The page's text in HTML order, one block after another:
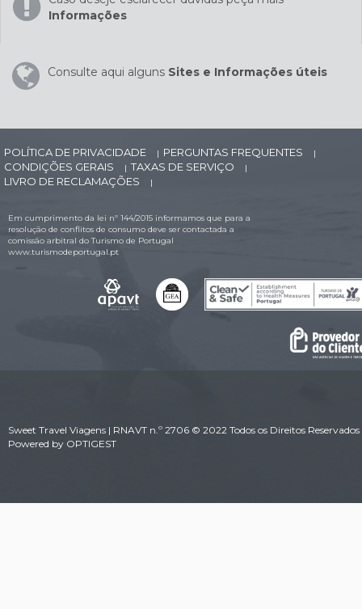
Informações
Consulte aqui alguns Sites e Informações úteis
POLÍTICA DE PRIVACIDADE | PERGUNTAS FREQUENTES |
CONDIÇÕES GERAIS | TAXAS DE SERVIÇO |
LIVRO DE RECLAMAÇÕES |
Em cumprimento da lei nº 144/2015 informamos que para a
resolução de conflitos de consumo deve ser contactada a
comissão arbitral do Turismo de Portugal
www.turismodeportugal.pt
Sweet Travel Viagens | RNAVT n.º 2706 © 2022 Todos os Direitos Reservados
Powered by OPTIGEST